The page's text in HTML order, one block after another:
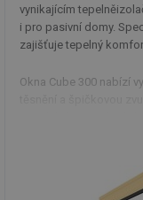
vynikajícím
i pro pasivní domy.
zajišťuje tepelný
Okna Cube 300 nabízí
proniká do interiéru
prvky zajišťují komfort i